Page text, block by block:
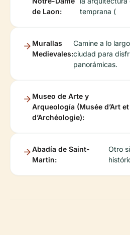
de Laon:
temprana (
Murallas
Medievales:
Camine a lo
ciudad para
panorámicas.
Museo de Arte y
Arqueología (Musée d’Art et
d’Archéologie):
Abadía de Saint-
Martin:
Otro